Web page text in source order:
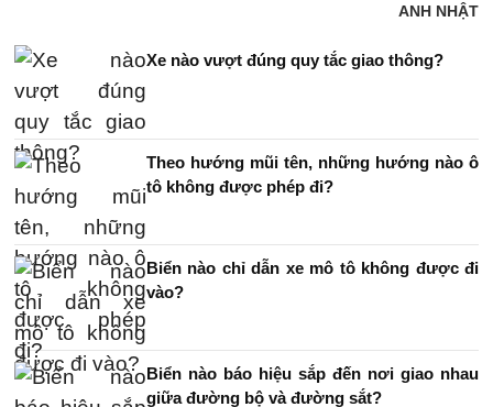
ANH NHẬT
Xe nào vượt đúng quy tắc giao thông?
Theo hướng mũi tên, những hướng nào ô
tô không được phép đi?
Biển nào chỉ dẫn xe mô tô không được đi
vào?
Biển nào báo hiệu sắp đến nơi giao nhau
giữa đường bộ và đường sắt?